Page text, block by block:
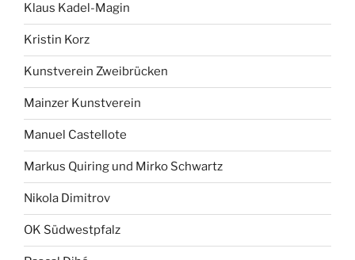
Klaus Kadel-Magin
Kristin Korz
Kunstverein Zweibrücken
Mainzer Kunstverein
Manuel Castellote
Markus Quiring und Mirko Schwartz
Nikola Dimitrov
OK Südwestpfalz